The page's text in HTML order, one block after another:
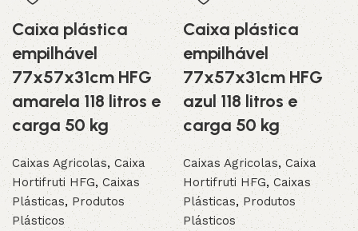
Caixa plástica
empilhável
77x57x31cm HFG
amarela 118 litros e
carga 50 kg
Caixas Agricolas, Caixa
Hortifruti HFG, Caixas
Plásticas, Produtos
Plásticos
Caixa plástica
empilhável
77x57x31cm HFG
azul 118 litros e
carga 50 kg
Caixas Agricolas,Caixa
Hortifruti HFG, Caixas
Plásticas,Produtos
Plásticos